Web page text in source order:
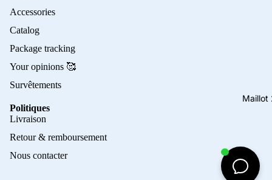
Accessories
Catalog
Package tracking
Your opinions 🥰
Survêtements
Politiques
Livraison
Retour & remboursement
Nous contacter